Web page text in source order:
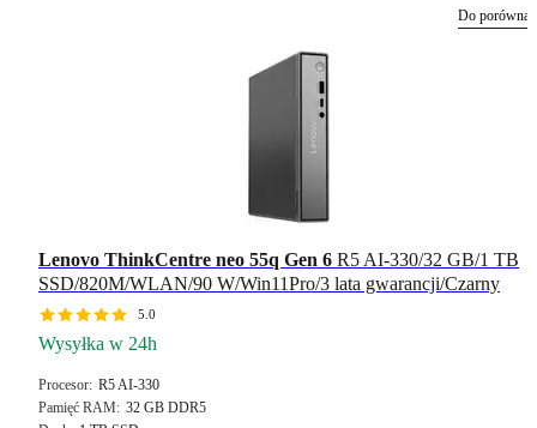
Do
Lenovo ThinkCentre neo 55q Gen 6 R5 AI-330/32 GB/1 TB
SSD/820M/WLAN/90 W/Win11Pro/3 lata gwarancji/Czarny
5.0
Wysyłka w 24h
Procesor R5 AI-330
Pamięć RAM 32 GB DDR5